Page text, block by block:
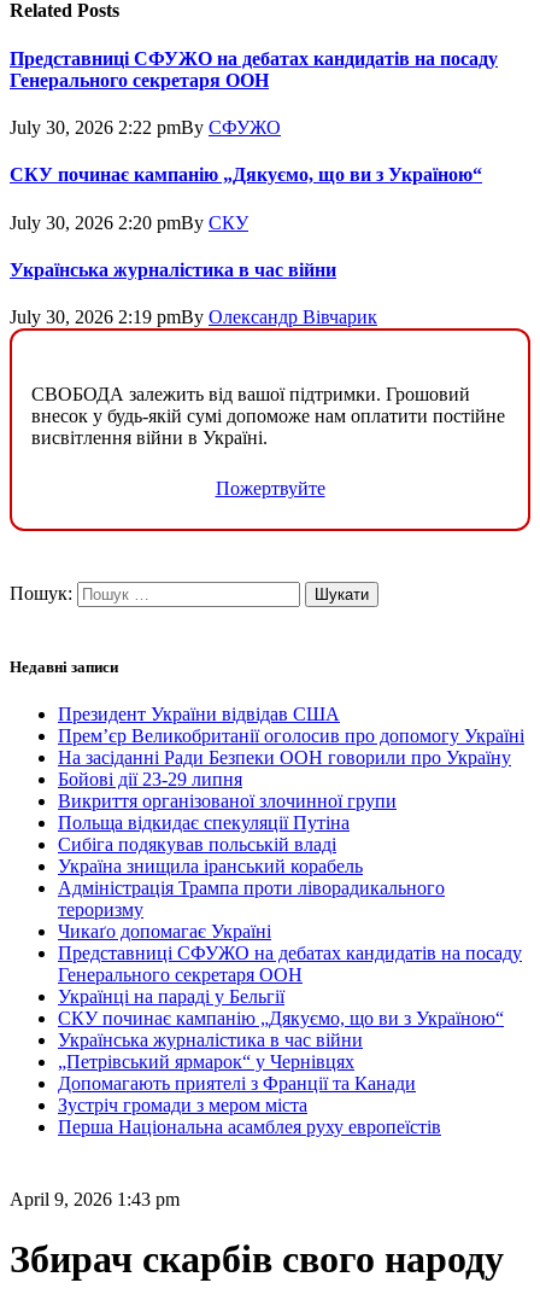
Related Posts
Представниці СФУЖО на дебатах кандидатів на посаду
Генерального секретаря ООН
July 30, 2026 2:22 pmBy СФУЖО
СКУ починає кампанію „Дякуємо, що ви з Україною“
July 30, 2026 2:20 pmBy СКУ
Українська журналістика в час війни
July 30, 2026 2:19 pmBy Олександр Вівчарик
СВОБОДА залежить від вашої підтримки. Грошовий
внесок у будь-якій сумі допоможе нам оплатити постійне
висвітлення війни в Україні.
Пожертвуйте
Пошук:
Недавні записи
Президент України відвідав США
Прем’єр Великобританії оголосив про допомогу Україні
На засіданні Ради Безпеки ООН говорили про Україну
Бойові дії 23-29 липня
Викриття організованої злочинної групи
Польща відкидає спекуляції Путіна
Сибіга подякував польській владі
Україна знищила іранський корабель
Адміністрація Трампа проти ліворадикального
тероризму
Чикаґо допомагає Україні
Представниці СФУЖО на дебатах кандидатів на посаду
Генерального секретаря ООН
Українці на параді у Бельгії
СКУ починає кампанію „Дякуємо, що ви з Україною“
Українська журналістика в час війни
„Петрівський ярмарок“ у Чернівцях
Допомагають приятелі з Франції та Канади
Зустріч громади з мером міста
Перша Національна асамблея руху европеїстів
April 9, 2026 1:43 pm
Збирач скарбів свого народу